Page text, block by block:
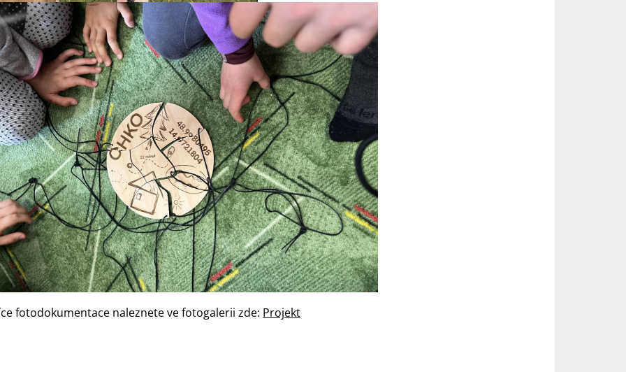
fotodokumentace naleznete ve fotogalerii zde: Projekt